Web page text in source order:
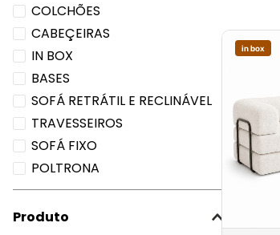
COLCHÕES
CABEÇEIRAS
IN BOX
BASES
SOFÁ RETRÁTIL E RECLINÁVEL
TRAVESSEIROS
SOFÁ FIXO
POLTRONA
SOFÁS 3 EM 1
SOFÁ DE CANTO
Produto
in box